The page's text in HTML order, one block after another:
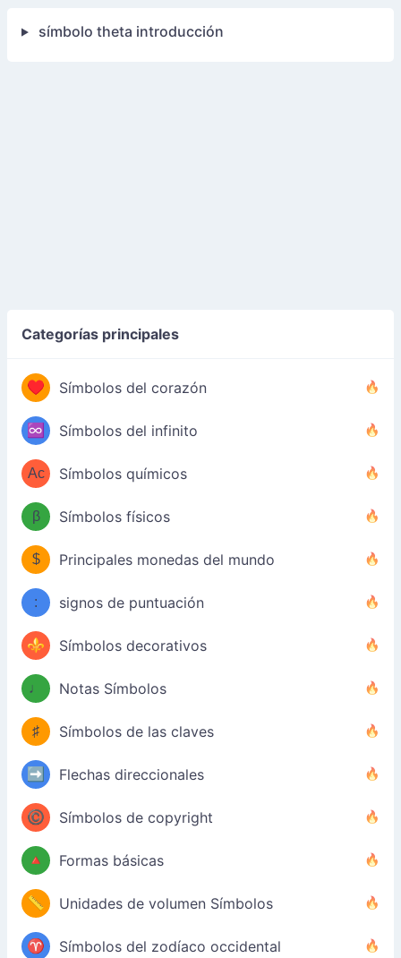
símbolo theta introducción
Categorías principales
♥ Símbolos del corazón
♾️ Símbolos del infinito
Ac Símbolos químicos
β Símbolos físicos
$ Principales monedas del mundo
: signos de puntuación
⚜ Símbolos decorativos
♩ Notas Símbolos
♯ Símbolos de las claves
➡️ Flechas direccionales
©️ Símbolos de copyright
🔺 Formas básicas
📏 Unidades de volumen Símbolos
♈ Símbolos del zodíaco occidental